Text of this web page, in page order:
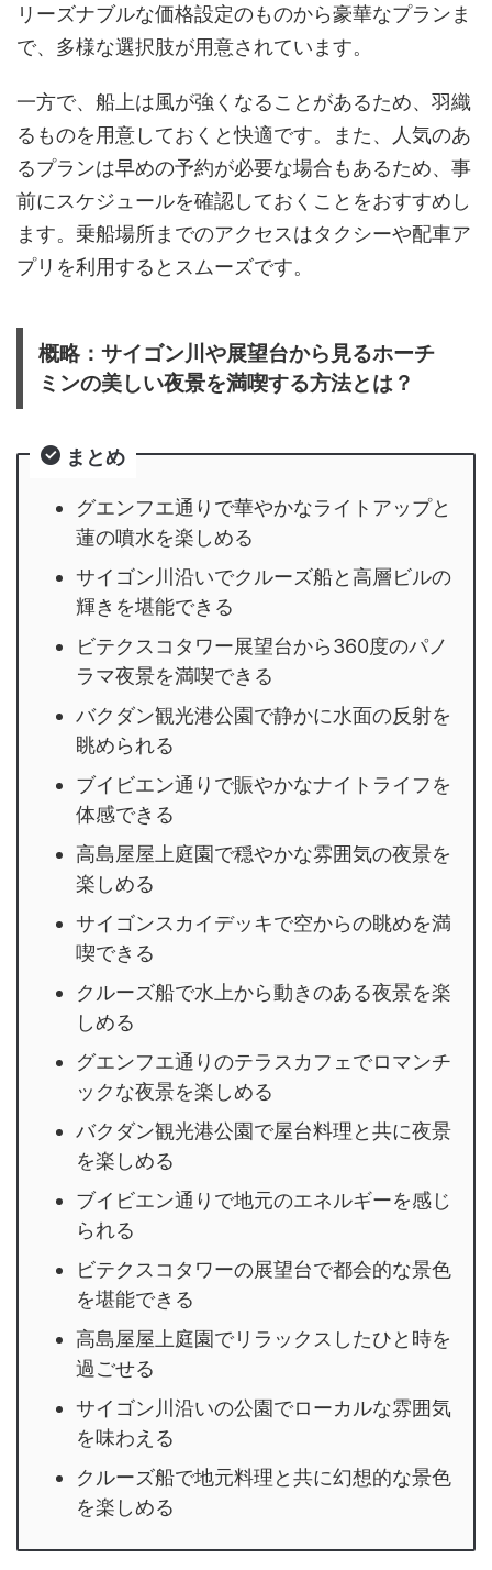
リーズナブルな価格設定のものから豪華なプランま
で、多様な選択肢が用意されています。
一方で、船上は風が強くなることがあるため、羽織
るものを用意しておくと快適です。また、人気のあ
るプランは早めの予約が必要な場合もあるため、事
前にスケジュールを確認しておくことをおすすめし
ます。乗船場所までのアクセスはタクシーや配車ア
プリを利用するとスムーズです。
概略：サイゴン川や展望台から見るホーチ
ミンの美しい夜景を満喫する方法とは？
まとめ
グエンフエ通りで華やかなライトアップと
蓮の噴水を楽しめる
サイゴン川沿いでクルーズ船と高層ビルの
輝きを堪能できる
ビテクスコタワー展望台から360度のパノ
ラマ夜景を満喫できる
バクダン観光港公園で静かに水面の反射を
眺められる
ブイビエン通りで賑やかなナイトライフを
体感できる
高島屋屋上庭園で穏やかな雰囲気の夜景を
楽しめる
サイゴンスカイデッキで空からの眺めを満
喫できる
クルーズ船で水上から動きのある夜景を楽
しめる
グエンフエ通りのテラスカフェでロマンチ
ックな夜景を楽しめる
バクダン観光港公園で屋台料理と共に夜景
を楽しめる
ブイビエン通りで地元のエネルギーを感じ
られる
ビテクスコタワーの展望台で都会的な景色
を堪能できる
高島屋屋上庭園でリラックスしたひと時を
過ごせる
サイゴン川沿いの公園でローカルな雰囲気
を味わえる
クルーズ船で地元料理と共に幻想的な景色
を楽しめる